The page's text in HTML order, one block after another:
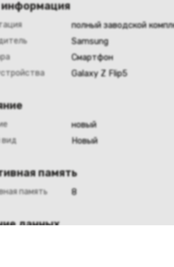
полный заводской
Samsung
Смартфон
Galaxy Z Flip5
новый
вид
Новый
память
память 8
данных